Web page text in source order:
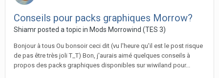
Conseils pour packs graphiques Morrow?
Shiamr posted a topic in Mods Morrowind (TES 3)
Bonjour à tous Ou bonsoir ceci dit (vu l'heure qu'il est le post risque
de pas être très joli T_T) Bon, j'aurais aimé quelques conseils à
propos des packs graphiques disponibles sur wiwiland pour...